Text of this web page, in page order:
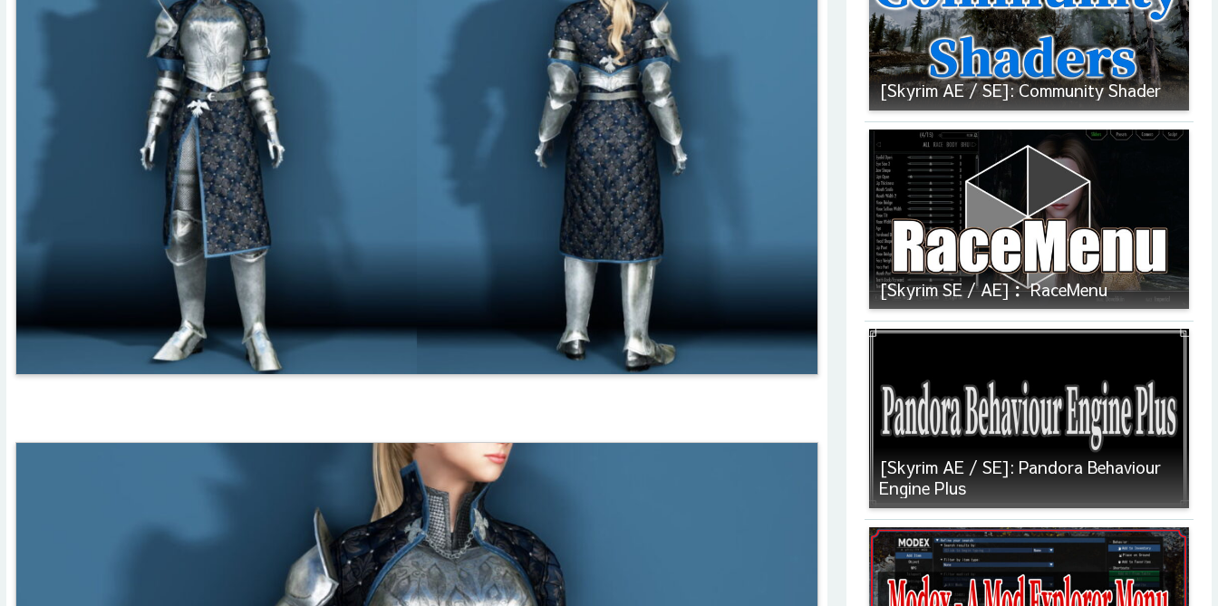
[Skyrim AE / SE]: Community Shader
[Skyrim SE / AE]： RaceMenu
[Skyrim AE / SE]: Pandora Behaviour
Engine Plus